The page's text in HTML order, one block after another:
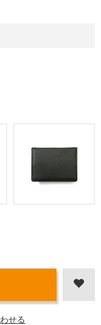
せる